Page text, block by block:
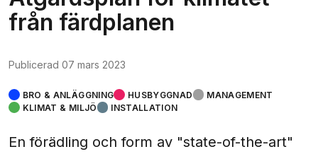
från färdplanen
Publicerad 07 mars 2023
BRO & ANLÄGGNING HUSBYGGNAD
MANAGEMENT
KLIMAT & MILJÖ
INSTALLATION
En förädling och form av "state-of-the-art"